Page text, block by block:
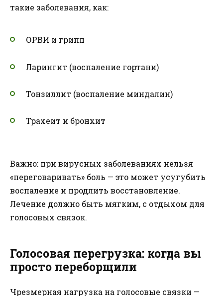
такие заболевания, как:
ОРВИ и грипп
Ларингит (воспаление гортани)
Тонзиллит (воспаление миндалин)
Трахеит и бронхит
Важно: при вирусных заболеваниях нельзя
«переговаривать» боль — это может усугубить
воспаление и продлить восстановление.
Лечение должно быть мягким, с отдыхом для
голосовых связок.
Голосовая перегрузка: когда вы
просто переборщили
Чрезмерная нагрузка на голосовые связки —